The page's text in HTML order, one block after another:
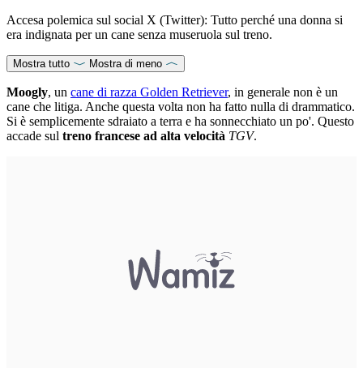
Accesa polemica sul social X (Twitter): Tutto perché una donna si
era indignata per un cane senza museruola sul treno.
Mostra tutto Mostra di meno
Moogly, un cane di razza Golden Retriever, in generale non è un
cane che litiga. Anche questa volta non ha fatto nulla di drammatico.
Si è semplicemente sdraiato a terra e ha sonnecchiato un po'. Questo
accade sul treno francese ad alta velocità TGV.